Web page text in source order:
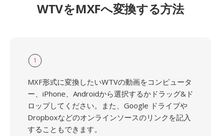
WTVをMXFへ変換する方法
1
MXF形式に変換したいWTVの動画をコンピュータ
ー、iPhone、Androidから選択するかドラッグ&ド
ロップしてください。また、Google ドライブや
Dropboxなどのオンラインソースのリンクを記入
することもできます。